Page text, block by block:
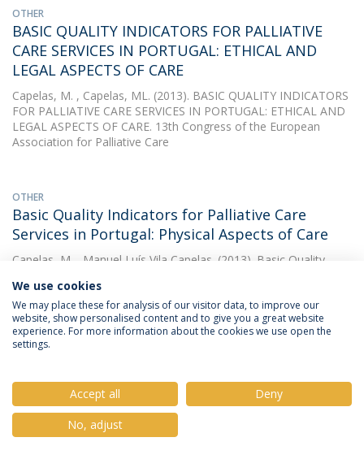
OTHER
BASIC QUALITY INDICATORS FOR PALLIATIVE
CARE SERVICES IN PORTUGAL: ETHICAL AND
LEGAL ASPECTS OF CARE
Capelas, M. , Capelas, ML. (2013). BASIC QUALITY INDICATORS
FOR PALLIATIVE CARE SERVICES IN PORTUGAL: ETHICAL AND
LEGAL ASPECTS OF CARE. 13th Congress of the European
Association for Palliative Care
OTHER
Basic Quality Indicators for Palliative Care
Services in Portugal: Physical Aspects of Care
Capelas, M.
, Manuel Luís Vila Capelas. (2013). Basic Quality
Aspects of Care. 13th World Congress of the European
Association for Palliative Care
Basic Quality Indicators for Palliative Care
Services in Portugal: Physical Aspects of Care
Capelas, M.(2013). Basic Quality Indicators for Palliative Care
Services in Portugal: Physical Aspects of Care. European Journal
We use cookies
We may place these for analysis of our visitor data, to improve our
website, show personalised content and to give you a great website
experience. For more information about the cookies we use open the
settings.
Accept all
Deny
No, adjust